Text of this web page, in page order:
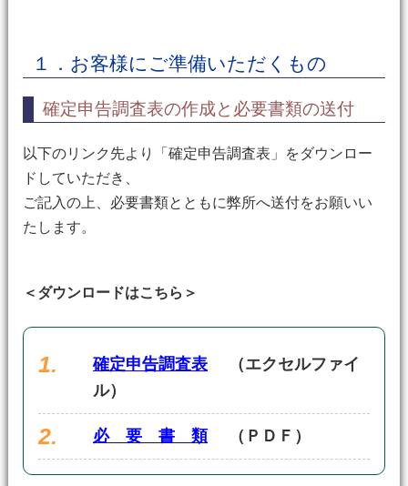
１．お客様にご準備いただくもの
確定申告調査表の作成と必要書類の送付
以下のリンク先より「確定申告調査表」をダウンロー
ドしていただき、
ご記入の上、必要書類とともに弊所へ送付をお願いい
たします。
＜ダウンロードはこちら＞
確定申告調査表（エクセルファイ
ル）
必 要 書 類（ＰＤＦ）